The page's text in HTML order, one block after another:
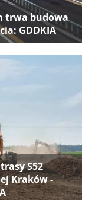
trwa budowa
GDDKIA
S52
Kraków -